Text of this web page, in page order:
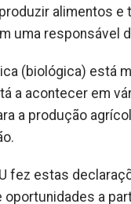
alimentos e
uma responsável
(biológica) está
a acontecer em
a produção
fez estas
oportunidades a